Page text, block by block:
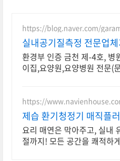
https://blog.naver.com/
실내공기질측정 전문업
솔
환경부 인증 금천 제-4호, 병
이집,요양원,요양병원 전문(
https://
제습 환기청정기 매직플
엔
요리 매연은 막아주고, 실내
절까지! 모든 공간을 쾌적하